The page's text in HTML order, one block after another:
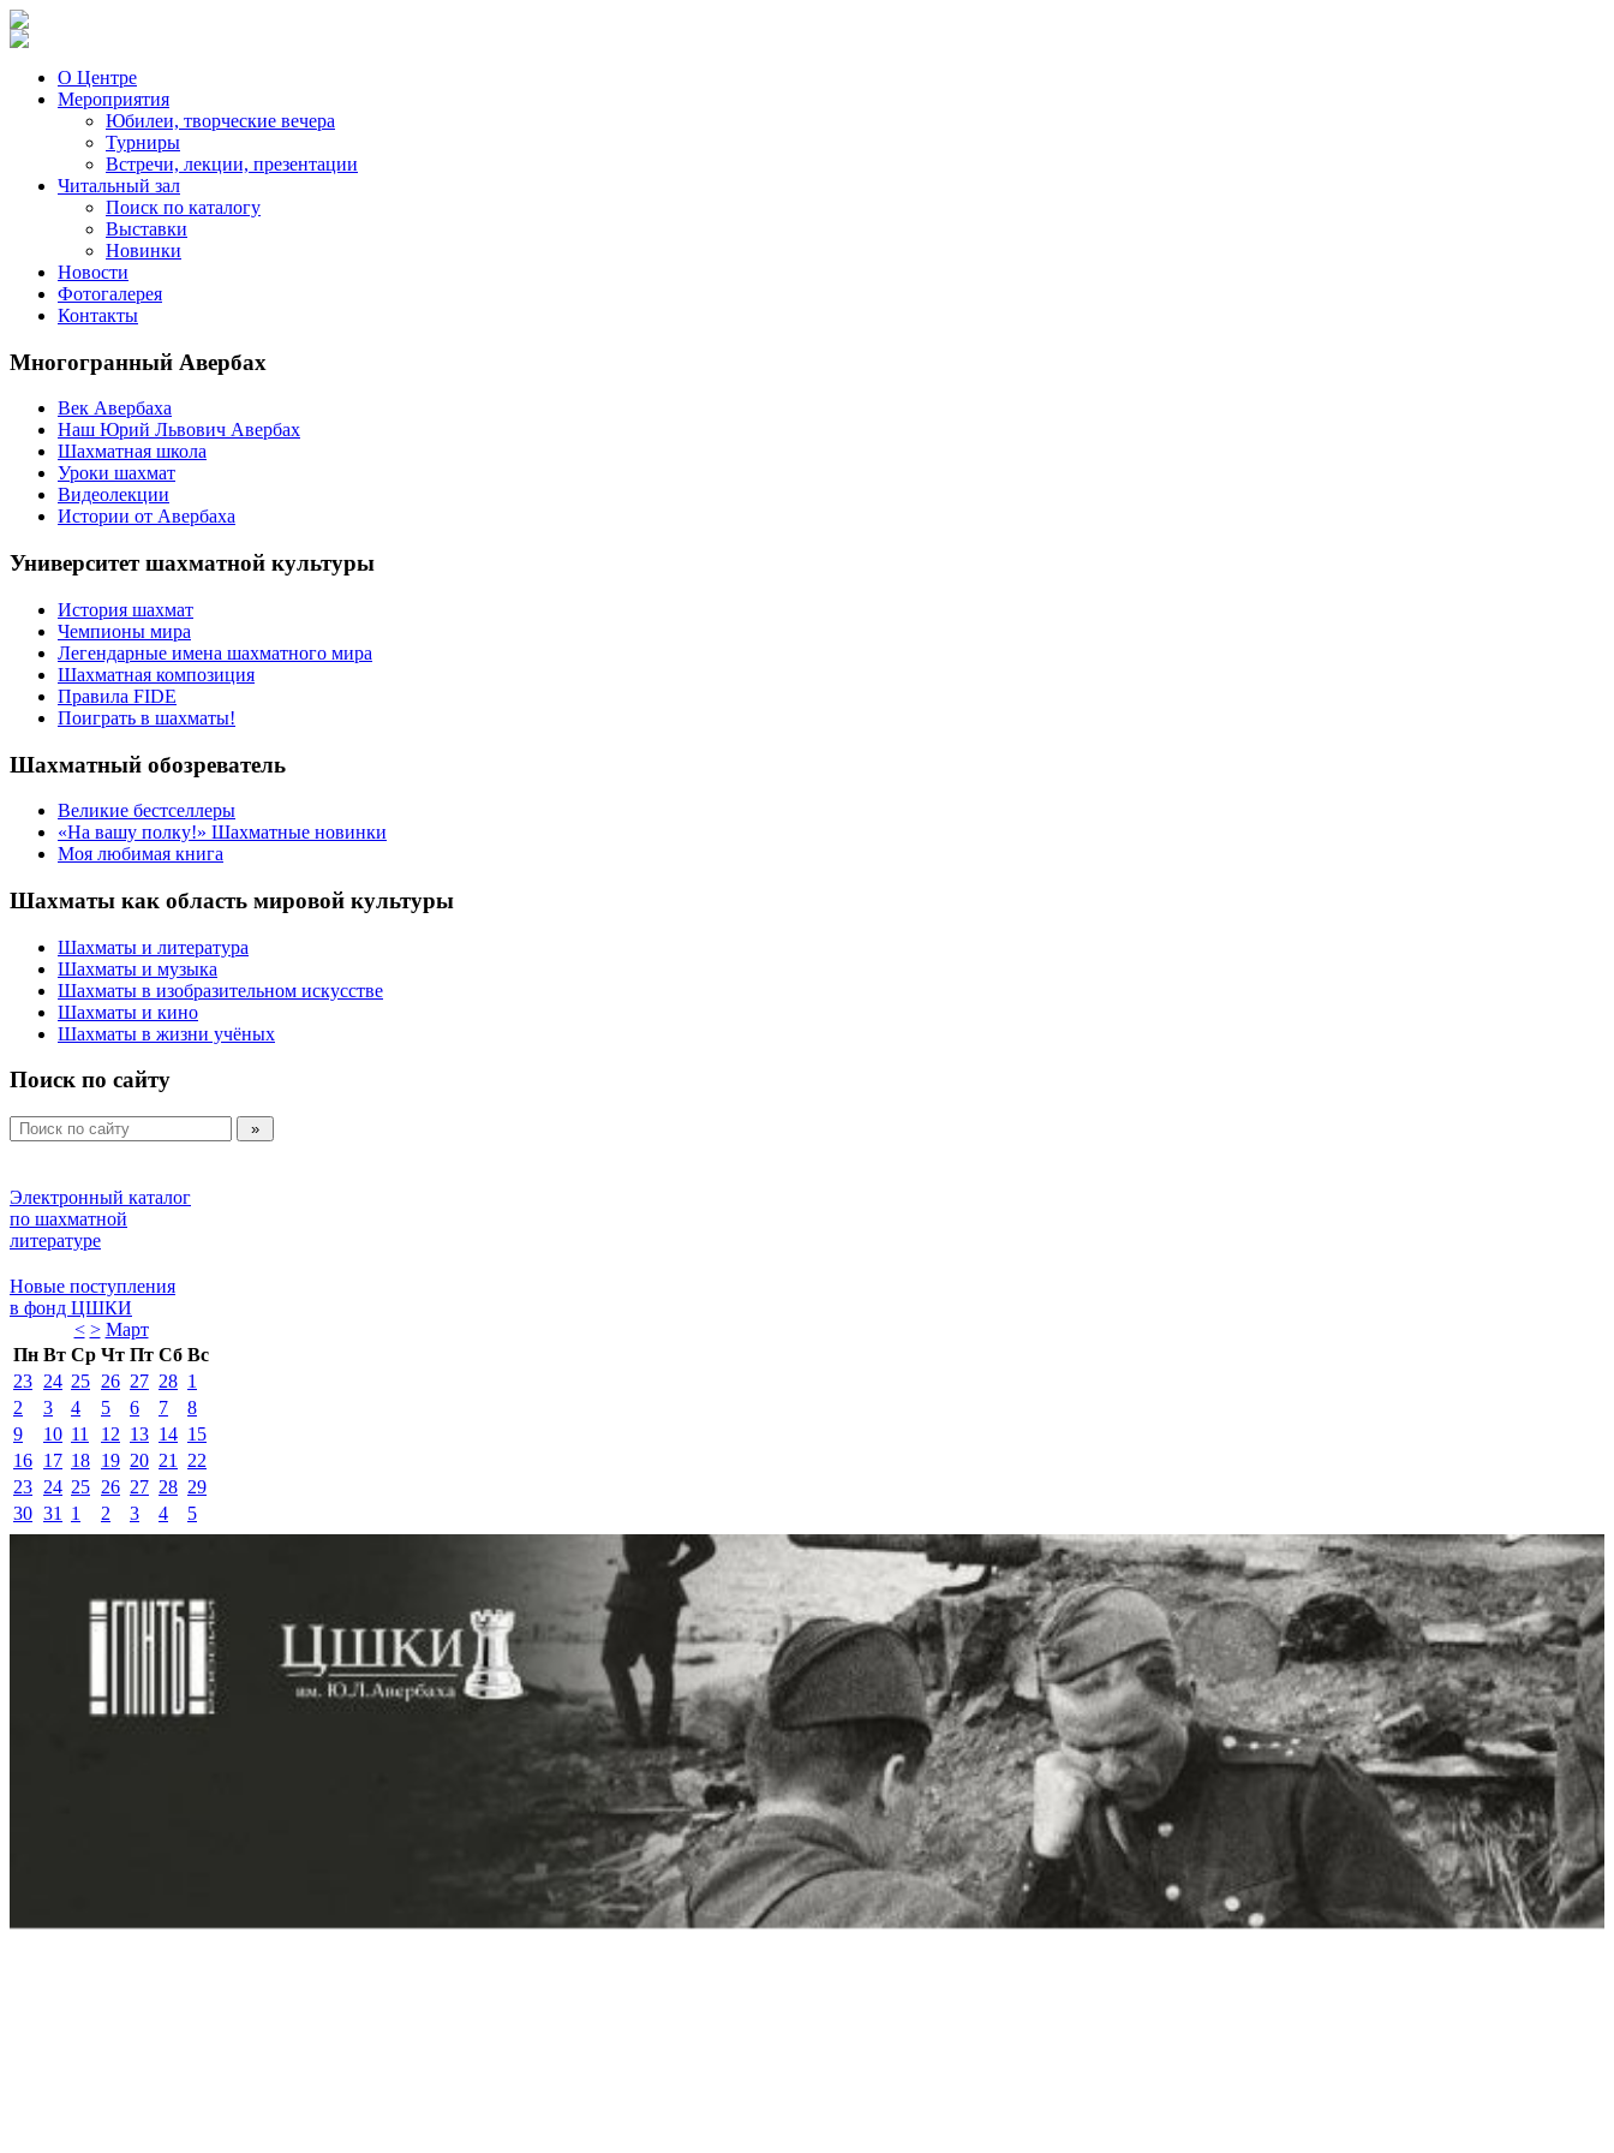
О Центре
Мероприятия
Юбилеи, творческие вечера
Турниры
Встречи, лекции, презентации
Читальный зал
Поиск по каталогу
Выставки
Новинки
Новости
Фотогалерея
Контакты
Многогранный Авербах
Век Авербаха
Наш Юрий Львович Авербах
Шахматная школа
Уроки шахмат
Видеолекции
Истории от Авербаха
Университет шахматной культуры
История шахмат
Чемпионы мира
Легендарные имена шахматного мира
Шахматная композиция
Правила FIDE
Поиграть в шахматы!
Шахматный обозреватель
Великие бестселлеры
«На вашу полку!» Шахматные новинки
Моя любимая книга
Шахматы как область мировой культуры
Шахматы и литература
Шахматы и музыка
Шахматы в изобразительном искусстве
Шахматы и кино
Шахматы в жизни учёных
Поиск по сайту
Электронный каталог
по шахматной
литературе
Новые поступления
в фонд ЦШКИ
< > Март
Пн Вт Ср Чт Пт Сб Вс
23 24 25 26 27 28 1
2
3 4 5 6 7
8
9
10 11 12 13 14 15
16 17 18 19 20 21
22
23 24 25 26 27 28 29
30 31 1 2 3 4 5